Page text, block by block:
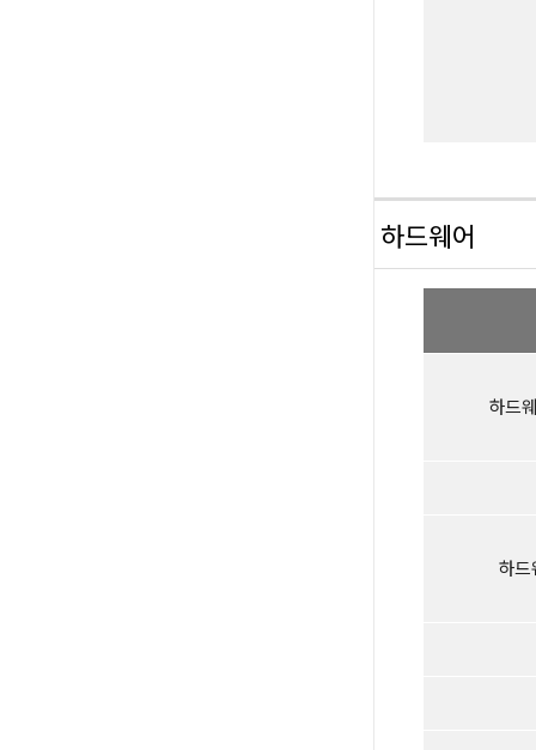
하드웨어
하드
하